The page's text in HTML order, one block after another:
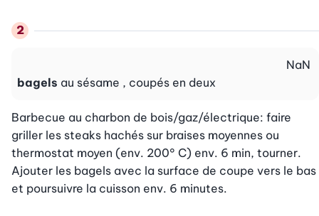
bagels au sésame , coupés en deux
NaN
Barbecue au charbon de bois/gaz/électrique: faire
griller les steaks hachés sur braises moyennes ou
thermostat moyen (env. 200° C) env. 6 min, tourner.
Ajouter les bagels avec la surface de coupe vers le bas
et poursuivre la cuisson env. 6 minutes.